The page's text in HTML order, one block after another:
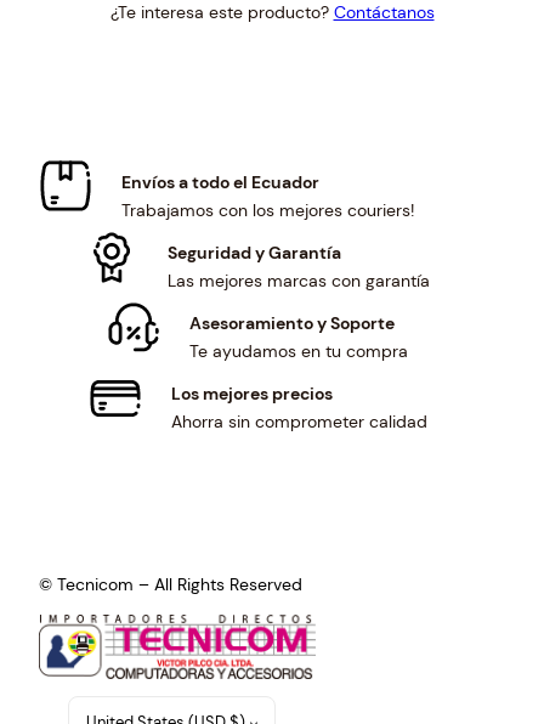
was:
is:
¿Te interesa este producto? Contáctanos
Envíos a todo el Ecuador
Trabajamos con los mejores couriers!
Seguridad y Garantía
Las mejores marcas con garantía
Asesoramiento y Soporte
Te ayudamos en tu compra
Los mejores precios
Ahorra sin comprometer calidad
© Tecnicom – All Rights Reserved